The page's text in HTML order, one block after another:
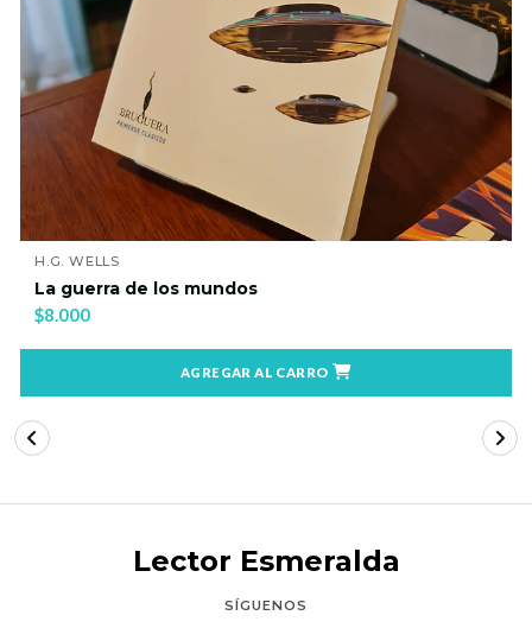
H.G. WELLS
La guerra de los mundos
$8.000
AGREGAR AL CARRO
Lector Esmeralda
SÍGUENOS